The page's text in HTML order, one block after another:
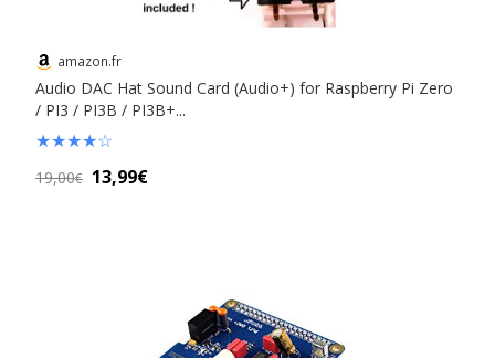
amazon.fr
Audio DAC Hat Sound Card (Audio+) for Raspberry Pi Zero
/ PI3 / PI3B / PI3B+...
★★★★☆
19,00€ 13,99€